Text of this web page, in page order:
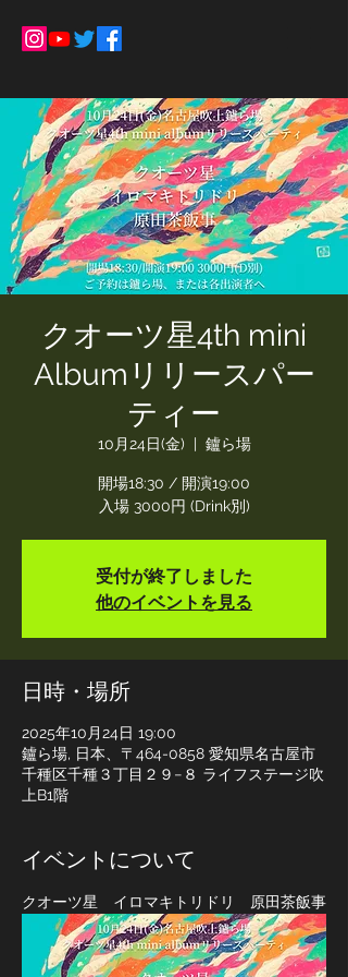
クオーツ星4th mini
Albumリリースパー
ティー
10月24日(金)
  |
鑪ら場
開場18:30 / 開演19:00
入場 3000円 (Drink別)
受付が終了しました
他のイベントを見る
日時・場所
2025年10月24日 19:00
鑪ら場, 日本、〒464-0858 愛知県名古屋市
千種区千種３丁目２９−８ ライフステージ吹
上B1階
イベントについて
クオーツ星　イロマキトリドリ　原田茶飯事